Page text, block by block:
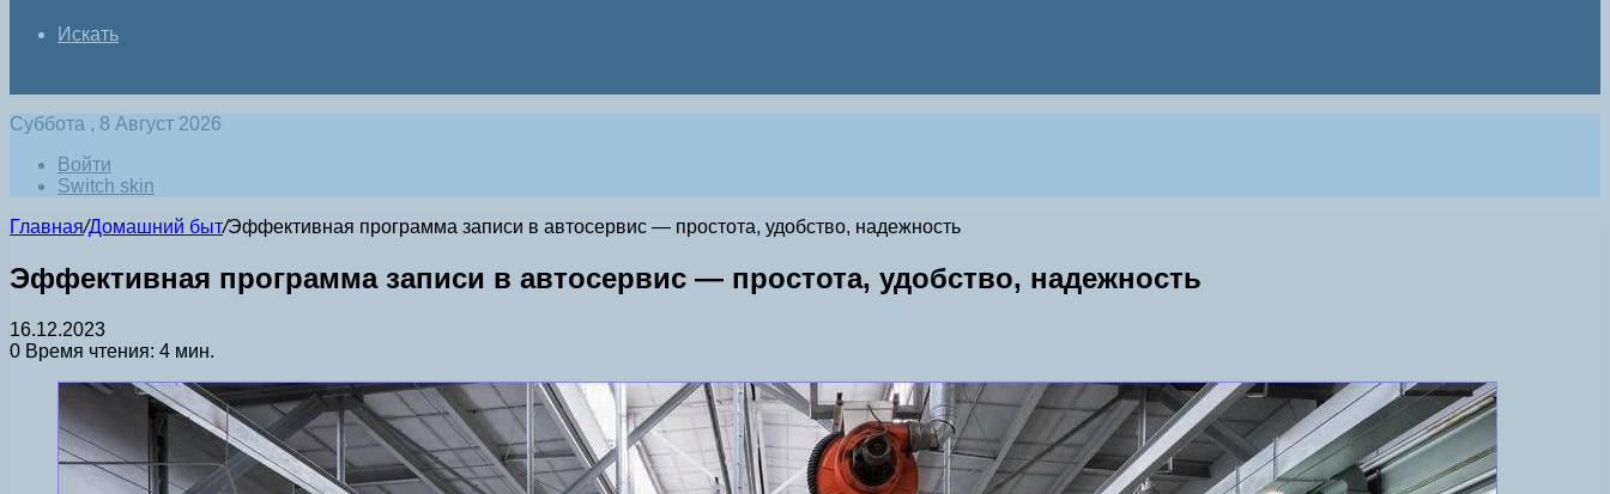
Искать
Суббота , 8 Август 2026
Войти
Switch skin
Главная/Домашний быт/Эффективная программа записи в автосервис — простота, удобство, надежность
Эффективная программа записи в автосервис — простота, удобство, надежность
16.12.2023
0 Время чтения: 4 мин.